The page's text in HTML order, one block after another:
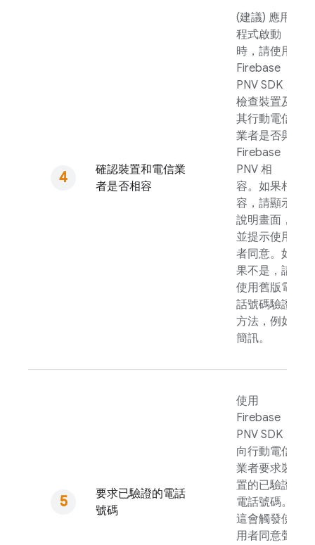
確認裝置和電信業
者是否相容
(建議) 應用
程式啟動
時，請使用
Firebase
PNV SDK
檢查裝置及
其行動電信
業者是否與
Firebase
PNV 相
容。如果相
容，請顯示
說明畫面，
並提示使用
者同意。如
果不是，請
使用舊版電
話號碼驗證
方法，例如
簡訊。
要求已驗證的電話
號碼
使用
Firebase
PNV SDK
向行動電信
業者要求裝
置的已驗證
電話號碼。
這會觸發使
用者同意聲